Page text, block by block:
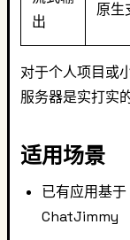
出
原生
对于个人项目或
服务器是实打实
适用场景
已有应用基
ChatJimmy